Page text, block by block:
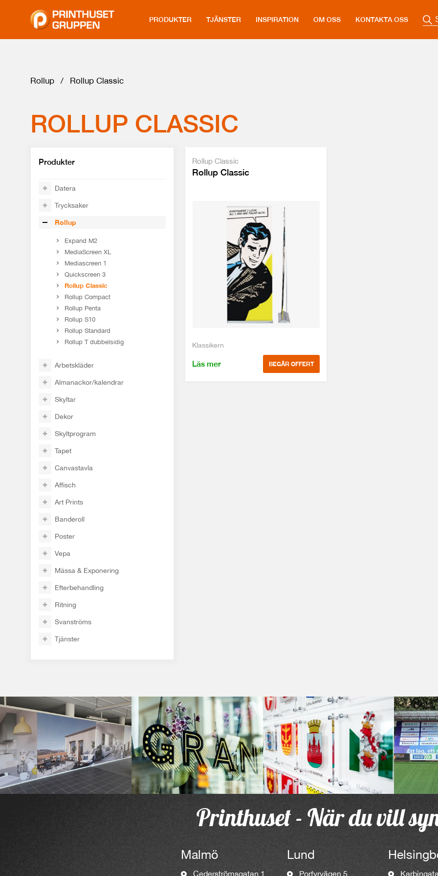
PRODUKTER TJÄNSTER INSPIRATION OM OSS KONTAKTA OSS
Rollup / Rollup Classic
ROLLUP CLASSIC
Produkter
Datera
Trycksaker
Rollup
Expand M2
MediaScreen XL
Mediascreen 1
Quickscreen 3
Rollup Classic
Rollup Compact
Rollup Penta
Rollup S10
Rollup Standard
Rollup T dubbelsidig
Arbetskläder
Almanackor/kalendrar
Skyltar
Dekor
Skyltprogram
Tapet
Canvastavla
Affisch
Art Prints
Banderoll
Poster
Vepa
Mässa & Exponering
Efterbehandling
Ritning
Svanströms
Tjänster
Rollup Classic
Rollup Classic
Klassikern
Läs mer BEGÄR OFFERT
Printhuset - När du vill
Malmö
Cederströmsgatan 1
Lund
Porfyrvägen 5